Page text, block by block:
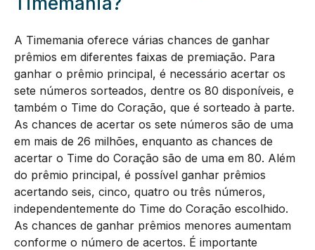
A Timemania oferece várias chances de ganhar
prêmios em diferentes faixas de premiação. Para
ganhar o prêmio principal, é necessário acertar os
sete números sorteados, dentre os 80 disponíveis, e
também o Time do Coração, que é sorteado à parte.
As chances de acertar os sete números são de uma
em mais de 26 milhões, enquanto as chances de
acertar o Time do Coração são de uma em 80. Além
do prêmio principal, é possível ganhar prêmios
acertando seis, cinco, quatro ou três números,
independentemente do Time do Coração escolhido.
As chances de ganhar prêmios menores aumentam
conforme o número de acertos. É importante